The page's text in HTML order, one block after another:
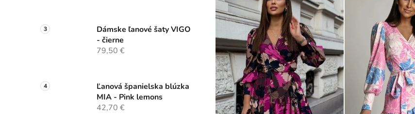
Dámske ľanové šaty VIGO
- čierne
79,50 €
Ľanová španielska blúzka
MIA - Pink lemons
42,70 €